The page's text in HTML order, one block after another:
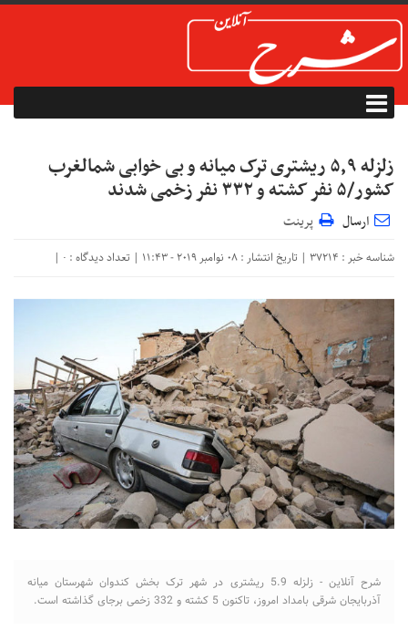
زلزله ۵٫۹ ریشتری ترک میانه و بی خوابی شمالغرب
کشور/۵ نفر کشته و ۳۳۲ نفر زخمی شدند
ارسال پرینت
شناسه خبر : 37214 | تاریخ انتشار : 08 نوامبر 2019 - 11:43 | تعداد دیدگاه : ۰ |
شرح آنلاین - زلزله 5.9 ریشتری در شهر ترک بخش کندوان شهرستان میانه
آذربایجان شرقی بامداد امروز، تاکنون 5 کشته و 332 زخمی برجای گذاشته است.